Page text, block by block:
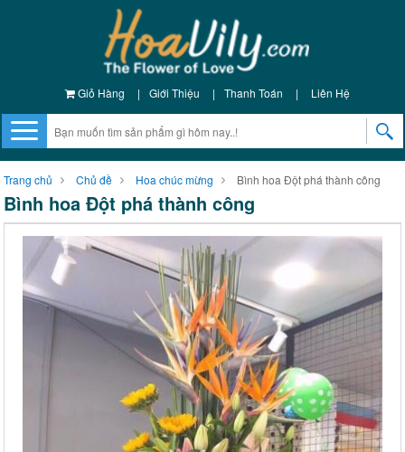
Giỏ Hàng | Giới Thiệu | Thanh Toán | Liên Hệ
Trang chủ Chủ đề Hoa chúc mừng Bình hoa Đột phá thành công
Bình hoa Đột phá thành công